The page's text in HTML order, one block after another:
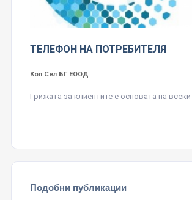
ТЕЛЕФОН НА ПОТРЕБИТЕЛЯ
Кол Сел БГ ЕООД
Грижата за клиентите е основата на
Подобни публикации